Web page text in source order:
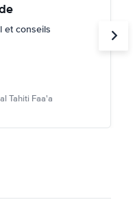
et conseils
Tahiti Faa'a